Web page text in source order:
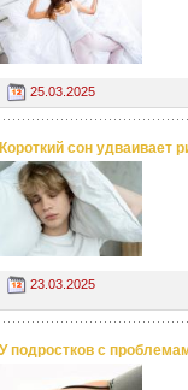
25.03.2025
Короткий сон удваивает
23.03.2025
У подростков с